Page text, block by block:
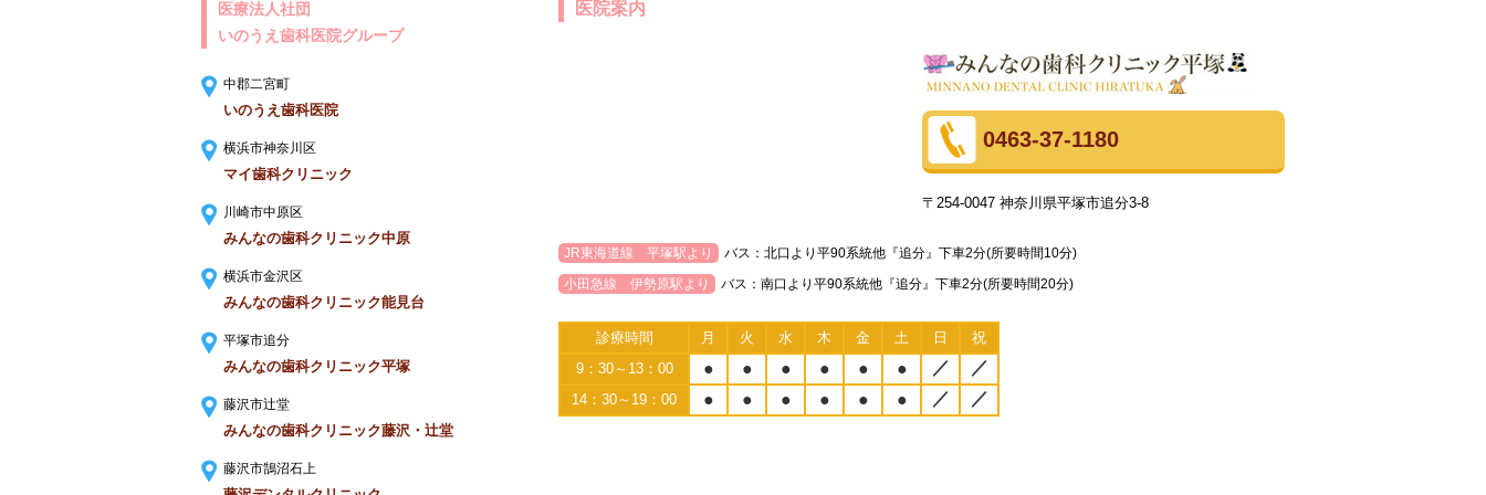
医療法人社団
いのうえ歯科医院グループ
中郡二宮町
いのうえ歯科医院
横浜市神奈川区
マイ歯科クリニック
川崎市中原区
みんなの歯科クリニック中原
横浜市金沢区
みんなの歯科クリニック能見台
平塚市追分
みんなの歯科クリニック平塚
藤沢市辻堂
みんなの歯科クリニック藤沢・辻堂
藤沢市鵠沼石上
医院案内
0463-37-1180
〒254-0047 神奈川県平塚市追分3-8
JR東海道線 平塚駅より バス：北口より平90系統他『追分』下車2分(所要時間10分)
小田急線 伊勢原駅より
バス：南口より平90系統他『追分』下車2分(所要時間20分)
診療時間 月 火 水 木 金 土 日
祝
9：30～13：00
● ● ● ● ● ● ／ ／
14：30～19：00 ● ● ● ● ● ● ／ ／